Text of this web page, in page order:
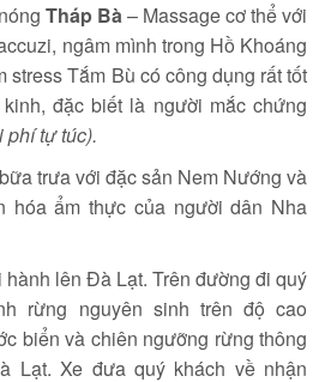
Tháp Bà– Massage cơ thể với
ngâm mình trong Hồ Khoáng
stress Tắm Bù có công dụng rất tốt
đặc biết là người mắc chứng
phí tự túc).
trưa với đặc sản Nem Nướng và
hóa ẩm thực của người dân Nha
hành lên Đà Lạt. Trên đường đi quý
rừng nguyên sinh trên độ cao
biển và chiên ngưỡng rừng thông
Lạt. Xe đưa quý khách về nhận